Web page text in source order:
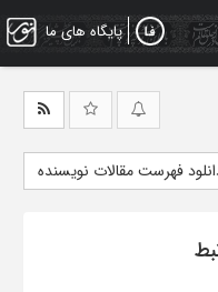
پایگاه های ما
فهرست مقالات نویسنده